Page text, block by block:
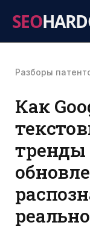
SEO
Разборы
Как